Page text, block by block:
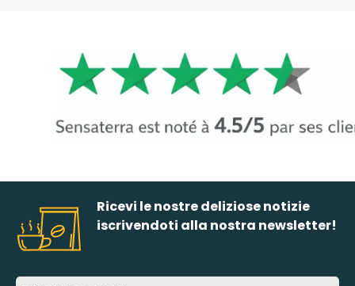
Ricevi le nostre deliziose notizie
iscrivendoti alla nostra newsletter!